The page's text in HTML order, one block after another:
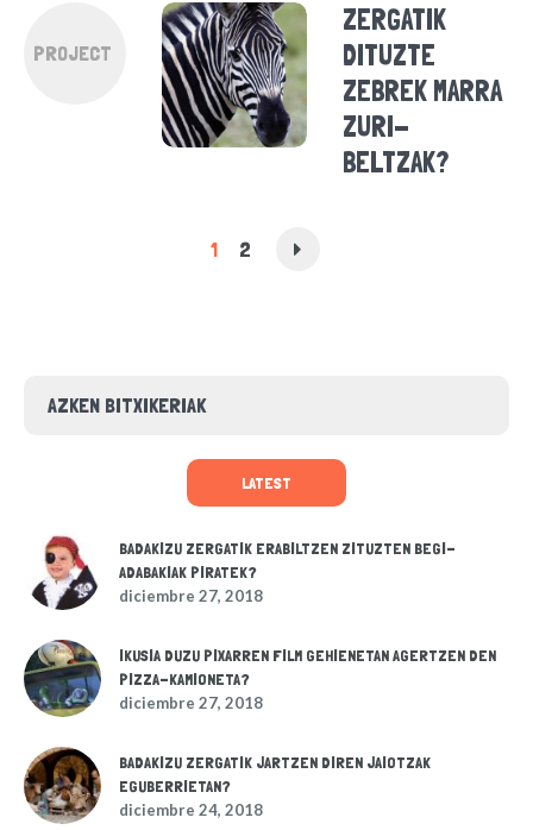
PROJECT
ZERGATIK
DITUZTE
ZEBREK MARRA
ZURI-
BELTZAK?
1 2
AZKEN BITXIKERIAK
LATEST
BADAKIZU ZERGATIK ERABILTZEN ZITUZTEN BEGI-
ADABAKIAK PIRATEK?
diciembre 27, 2018
IKUSIA DUZU PIXARREN FILM GEHIENETAN AGERTZEN DEN
PIZZA-KAMIONETA?
diciembre 27, 2018
BADAKIZU ZERGATIK JARTZEN DIREN JAIOTZAK
EGUBERRIETAN?
diciembre 24, 2018